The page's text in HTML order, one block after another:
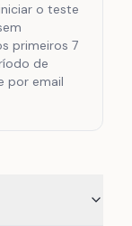
o teste
primeiros 7
de
por email